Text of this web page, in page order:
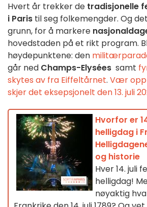
Hvert år trekker de tradisjonelle
i Paris til seg folkemengder. Og
grunn, for å markere
hovedstaden på et rikt program.
høydepunktene: den
går ned Champs-Elysées samt
skytes av fra Eiffeltårnet. Vær
skjer det eksepsjonelt den 13. juli
Hvorfor er
helligdag i
og historie
Hver 14. juli
helligdag!
nøyaktig